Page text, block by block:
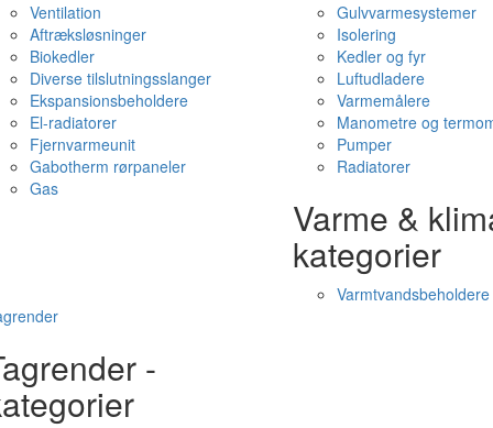
Ventilation
Aftræksløsninger
Biokedler
Diverse tilslutningsslanger
Ekspansionsbeholdere
El-radiatorer
Fjernvarmeunit
Gabotherm rørpaneler
Gas
Gulvvarmesystemer
Isolering
Kedler og fyr
Luftudladere
Varmemålere
Manometre og
Pumper
Radiatorer
Varme &
kategorier
Varmtvandsbeholdere
-